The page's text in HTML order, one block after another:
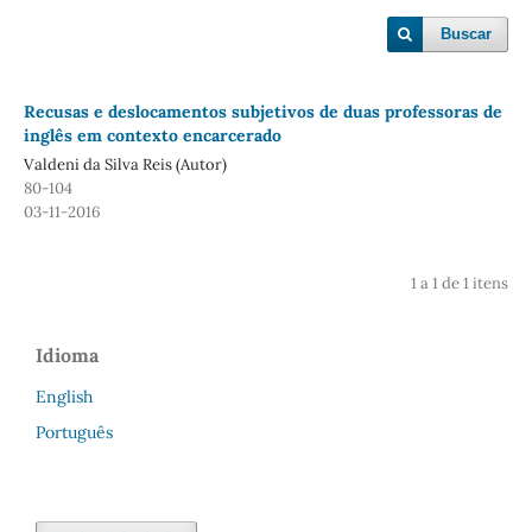
Buscar
Recusas e deslocamentos subjetivos de duas professoras de
inglês em contexto encarcerado
Valdeni da Silva Reis (Autor)
80-104
03-11-2016
1 a 1 de 1 itens
Idioma
English
Português